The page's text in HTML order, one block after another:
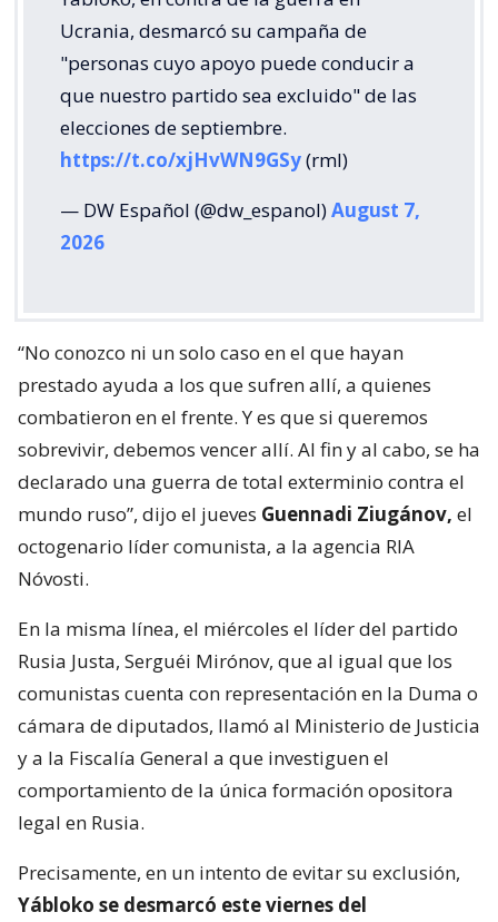
Ucrania, desmarcó su campaña de
"personas cuyo apoyo puede conducir a
que nuestro partido sea excluido" de las
elecciones de septiembre.
https://t.co/xjHvWN9GSy(rml)
— DW Español (@dw_espanol)August 7,
2026
“No conozco ni un solo caso en el que hayan
prestado ayuda a los que sufren allí, a quienes
combatieron en el frente. Y es que si queremos
sobrevivir, debemos vencer allí. Al fin y al cabo, se ha
declarado una guerra de total exterminio contra el
mundo ruso”, dijo el jueves Guennadi Ziugánov, el
octogenario líder comunista, a la agencia RIA
Nóvosti.
En la misma línea, el miércoles el líder del partido
Rusia Justa, Serguéi Mirónov, que al igual que los
comunistas cuenta con representación en la Duma o
cámara de diputados, llamó al Ministerio de Justicia
y a la Fiscalía General a que investiguen el
comportamiento de la única formación opositora
legal en Rusia.
Precisamente, en un intento de evitar su exclusión,
Yábloko se desmarcó este viernes del